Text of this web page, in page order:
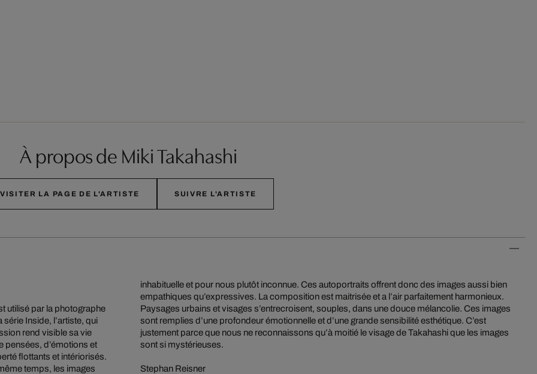
À propos de Miki Takahashi
VISITER LA PAGE DE L'ARTISTE SUIVRE L'ARTISTE
utilisé par la photographe
Inside, l’artiste, qui
rend visible sa vie
pensées, d’émotions et
flottants et intériorisés.
temps, les images
inhabituelle et pour nous plutôt inconnue. Ces autoportraits offrent donc des images aussi bien
empathiques qu’expressives. La composition est maitrisée et a l’air parfaitement harmonieux.
mélancolie. Ces images
esthétique. C’est
que les images
sont si mystérieuses.
Stephan Reisner